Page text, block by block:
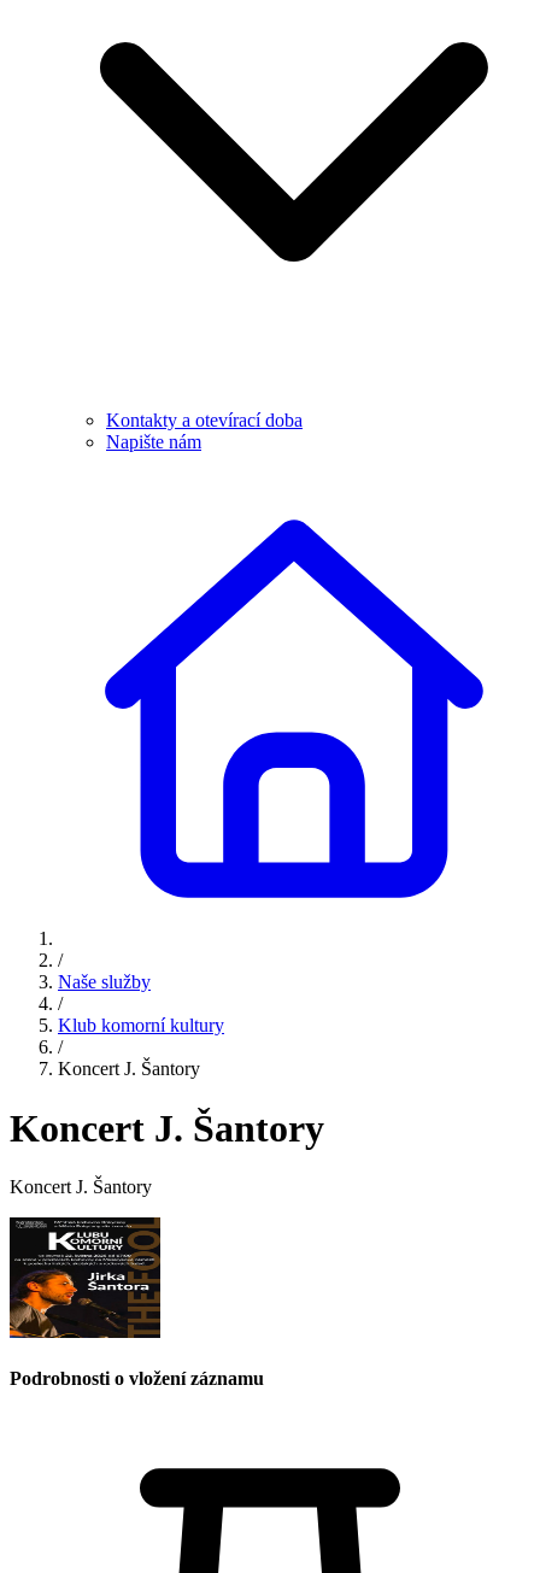
Kontakty a otevírací doba
Napište nám
/
Naše služby
/
Klub komorní kultury
/
Koncert J. Šantory
Koncert J. Šantory
Koncert J. Šantory
Podrobnosti o vložení záznamu